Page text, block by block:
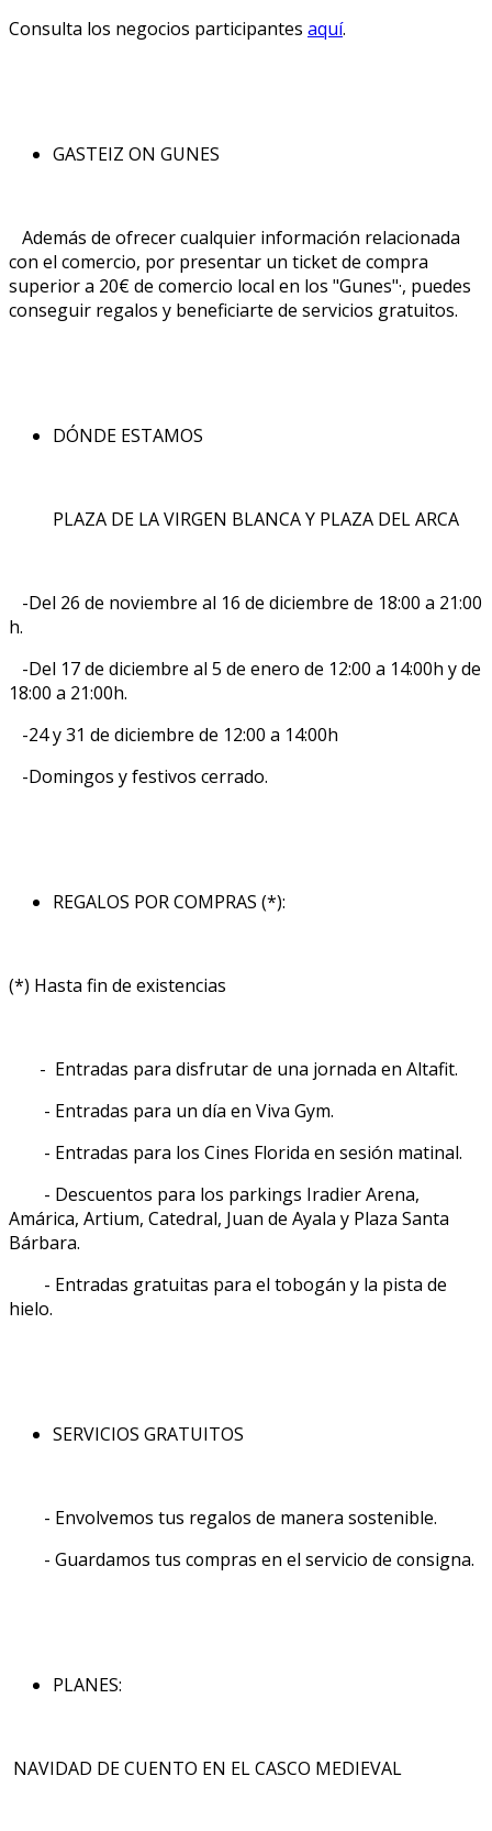
Consulta los negocios participantes aquí.
GASTEIZ ON GUNES
Además de ofrecer cualquier información relacionada
con el comercio, por presentar un ticket de compra
superior a 20€ de comercio local en los "Gunes"·, puedes
conseguir regalos y beneficiarte de servicios gratuitos.
DÓNDE ESTAMOS
PLAZA DE LA VIRGEN BLANCA Y PLAZA DEL ARCA
-Del 26 de noviembre al 16 de diciembre de 18:00 a 21:00
h.
-Del 17 de diciembre al 5 de enero de 12:00 a 14:00h y de
18:00 a 21:00h.
-24 y 31 de diciembre de 12:00 a 14:00h
-Domingos y festivos cerrado.
REGALOS POR COMPRAS (*):
(*) Hasta fin de existencias
- Entradas para disfrutar de una jornada en Altafit.
- Entradas para un día en Viva Gym.
- Entradas para los Cines Florida en sesión matinal.
- Descuentos para los parkings Iradier Arena,
Amárica, Artium, Catedral, Juan de Ayala y Plaza Santa
Bárbara.
- Entradas gratuitas para el tobogán y la pista de
hielo.
SERVICIOS GRATUITOS
- Envolvemos tus regalos de manera sostenible.
- Guardamos tus compras en el servicio de consigna.
PLANES:
NAVIDAD DE CUENTO EN EL CASCO MEDIEVAL